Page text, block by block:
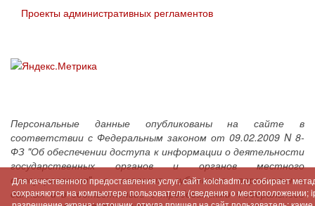
Проекты административных регламентов
Персональные данные опубликованы на сайте в
соответствии с Федеральным законом от 09.02.2009 N 8-
ФЗ "Об обеспечении доступа к информации о деятельности
государственных органов и органов местного
самоуправления" с согласия субъектов персональных
данных и в соответствии с требованиями Федерального
Для качественного предоставления услуг, сайт kolchadm.ru собирает
сохраняются на компьютере пользователя (сведения о местоположении;